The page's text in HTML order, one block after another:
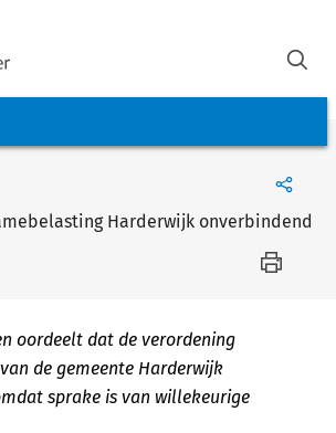
Harderwijk onverbindend
oordeelt dat de verordening
de gemeente Harderwijk
sprake is van willekeurige